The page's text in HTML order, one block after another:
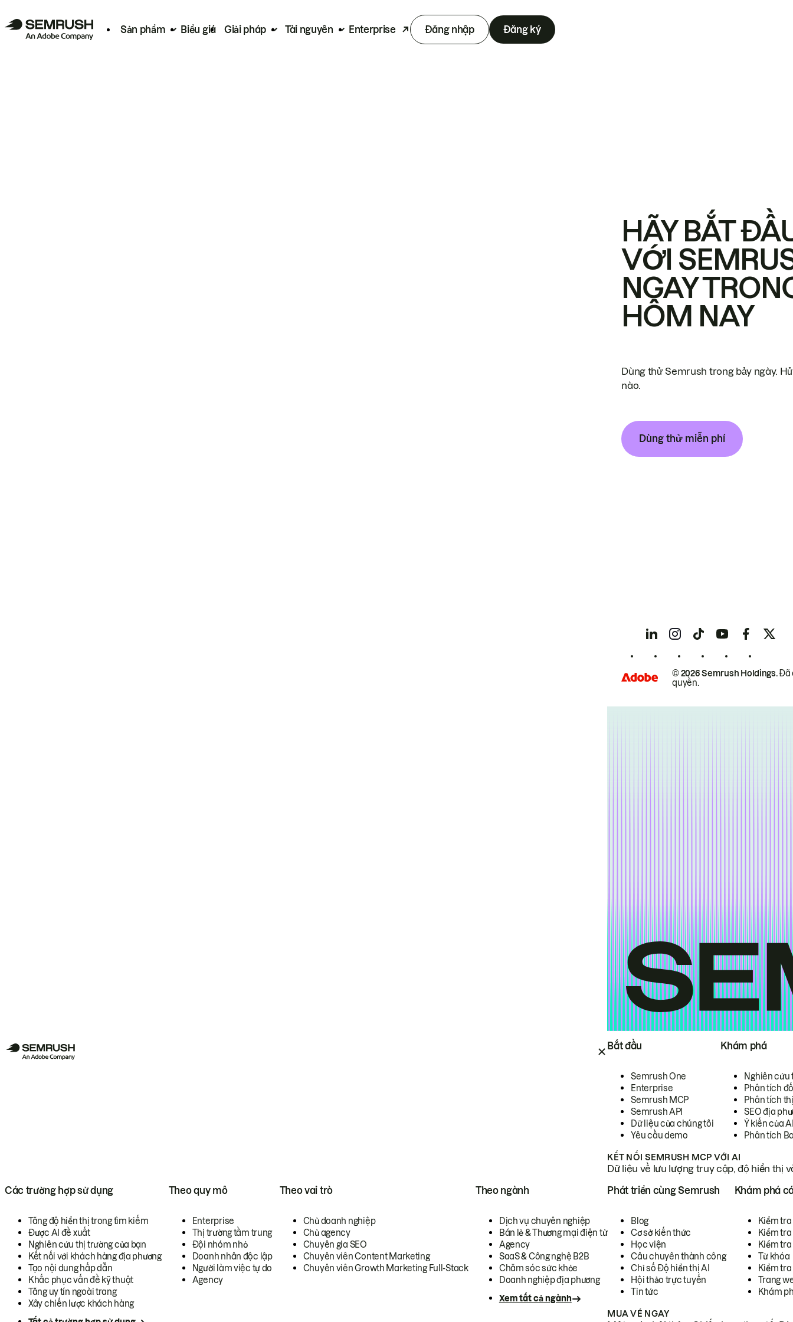
Sản phẩm Biểu giá Giải pháp Tài nguyên Enterprise Đăng nhập Đăng ký
Bắt đầu
Semrush One
Enterprise
Semrush MCP
Semrush API
Dữ liệu của chúng tôi
Yêu cầu demo
Khám phá
Nghiên cứu
Phân tích
Phân tích
SEO địa
Ý kiến của
Phân tích
KẾT NỐI SEMRUSH MCP VỚI AI
Dữ liệu về lưu lượng truy cập, độ hiển thị
Các trường hợp sử dụng
Tăng độ hiển thị trong tìm kiếm
Được AI đề xuất
Nghiên cứu thị trường của bạn
Kết nối với khách hàng địa phương
Tạo nội dung hấp dẫn
Khắc phục vấn đề kỹ thuật
Tăng uy tín ngoài trang
Xây chiến lược khách hàng
Theo quy mô
Enterprise
Thị trường tầm trung
Đội nhóm nhỏ
Doanh nhân độc lập
Người làm việc tự do
Agency
Theo vai trò
Chủ doanh nghiệp
Chủ agency
Chuyên gia SEO
Chuyên viên Content Marketing
Chuyên viên Growth Marketing Full-Stack
Theo ngành
Dịch vụ chuyên nghiệp
Bán lẻ & Thương mại điện tử
Agency
SaaS & Công nghệ B2B
Chăm sóc sức khỏe
Doanh nghiệp địa phương
Xem tất cả ngành
Phát triển cùng Semrush
Blog
Cơ sở kiến thức
Học viện
Câu chuyên thành công
Chỉ số Độ hiển thị AI
Hội thảo trực tuyến
Tin tức
Khám phá
Kiểm
Kiểm tra
Kiểm
Từ khóa
Kiểm
Trang
Khám
MUA VÉ NGAY
HÃY BẮT
VỚI
NGAY
HÔM NAY
Dùng thử Semrush trong bảy ngày.
nào.
Dùng thử miễn phí
© 2026 Semrush Holdings.Đã
quyền.